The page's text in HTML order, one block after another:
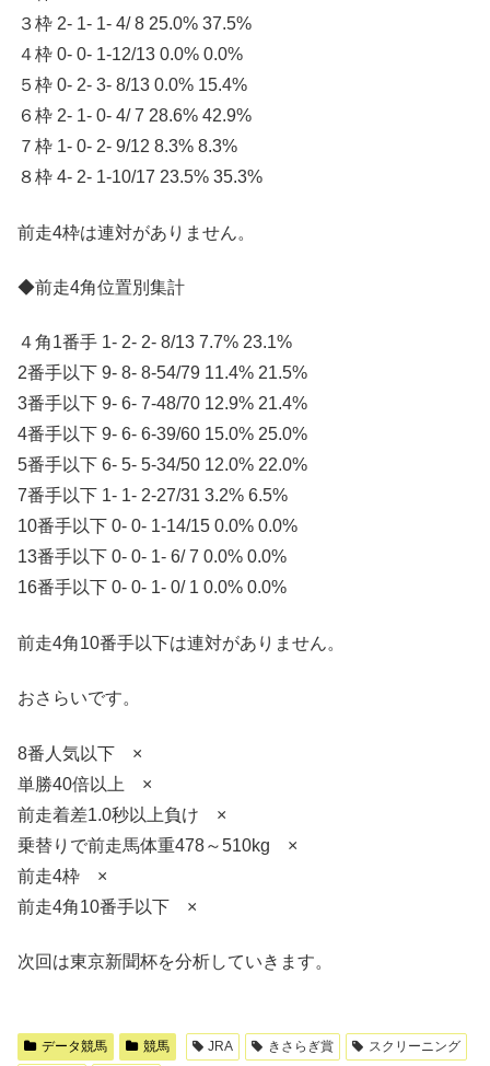
３枠 2- 1- 1- 4/ 8 25.0% 37.5%
４枠 0- 0- 1-12/13 0.0% 0.0%
５枠 0- 2- 3- 8/13 0.0% 15.4%
６枠 2- 1- 0- 4/ 7 28.6% 42.9%
７枠 1- 0- 2- 9/12 8.3% 8.3%
８枠 4- 2- 1-10/17 23.5% 35.3%
前走4枠は連対がありません。
◆前走4角位置別集計
４角1番手 1- 2- 2- 8/13 7.7% 23.1%
2番手以下 9- 8- 8-54/79 11.4% 21.5%
3番手以下 9- 6- 7-48/70 12.9% 21.4%
4番手以下 9- 6- 6-39/60 15.0% 25.0%
5番手以下 6- 5- 5-34/50 12.0% 22.0%
7番手以下 1- 1- 2-27/31 3.2% 6.5%
10番手以下 0- 0- 1-14/15 0.0% 0.0%
13番手以下 0- 0- 1- 6/ 7 0.0% 0.0%
16番手以下 0- 0- 1- 0/ 1 0.0% 0.0%
前走4角10番手以下は連対がありません。
おさらいです。
8番人気以下 ×
単勝40倍以上 ×
前走着差1.0秒以上負け ×
乗替りで前走馬体重478～510kg ×
前走4枠 ×
前走4角10番手以下 ×
次回は東京新聞杯を分析していきます。
データ競馬 競馬 JRA きさらぎ賞
スクリーニング